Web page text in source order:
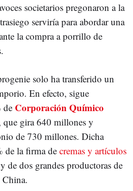
societarios pregonaron a la
serviría para abordar una
la compra a porrillo de
solo ha transferido un
En efecto, sigue
de Corporación Químico
que gira 640 millones y
de 730 millones. Dicha
de la firma de cremas y artículos
y de dos grandes productoras de
China.